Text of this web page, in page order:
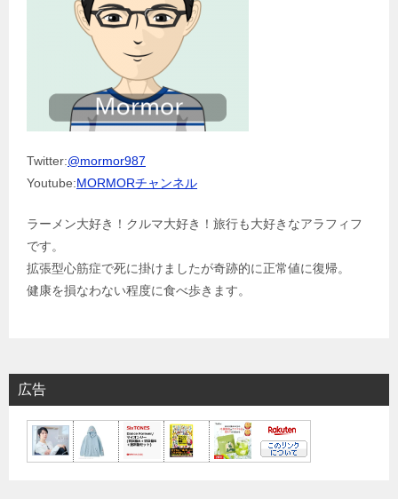
Twitter:@mormor987
Youtube:MORMORチャンネル
ラーメン大好き！クルマ大好き！旅行も大好きなアラフィフ
です。
拡張型心筋症で死に掛けましたが奇跡的に正常値に復帰。
健康を損なわない程度に食べ歩きます。
広告